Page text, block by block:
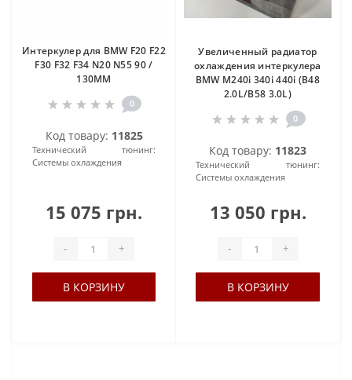
Интеркулер для BMW F20 F22
F30 F32 F34 N20 N55 90 /
130MM
0
Код товару: 11825
Технический тюнинг:
Системы охлаждения
15 075 грн.
- +
В КОРЗИНУ
Увеличенный радиатор
охлаждения интеркулера
BMW M240i 340i 440i (B48
2.0L/B58 3.0L)
0
Код товару: 11823
Технический тюнинг:
Системы охлаждения
13 050 грн.
- +
В КОРЗИНУ